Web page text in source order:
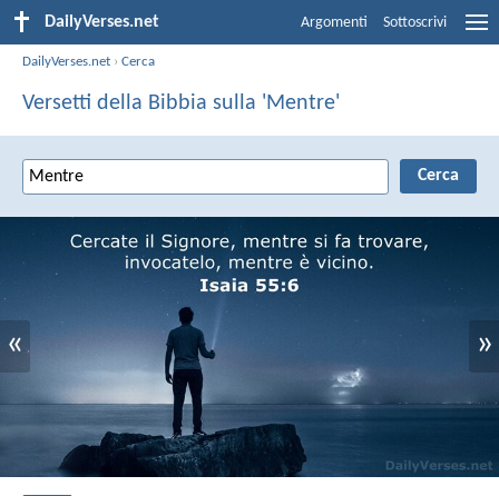
DailyVerses.net Argomenti Sottoscrivi
DailyVerses.net ›Cerca
Versetti della Bibbia sulla 'Mentre'
« »